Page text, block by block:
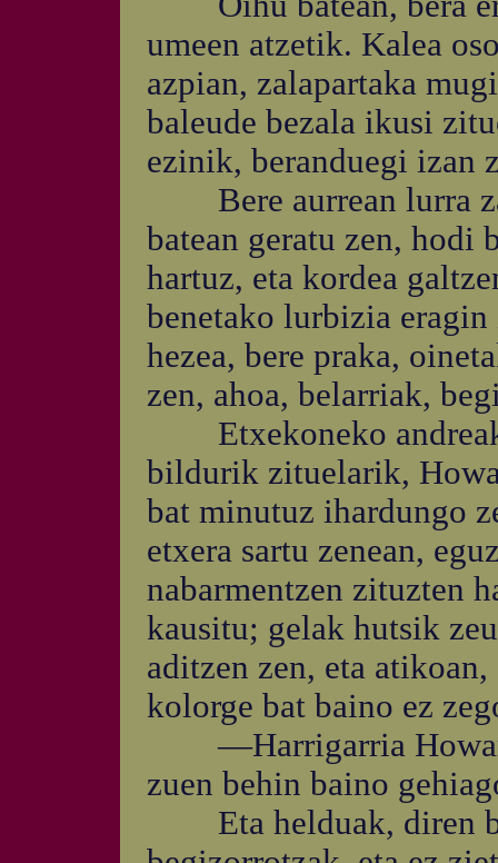
umeen atzetik. Kalea
azpian, zalapartaka
baleude bezala ikusi
ezinik, beranduegi izan
Bere aurrean lurra
batean geratu zen, hodi
hartuz, eta kordea
benetako lurbizia eragin
hezea, bere praka,
zen, ahoa, belarriak,
Etxekoneko andreak,
bildurik zituelarik,
bat minutuz ihardungo
etxera sartu zenean,
nabarmentzen zituzten
kausitu; gelak hutsik
aditzen zen, eta
kolorge bat baino ez
—Harrigarria Howard
zuen behin baino
Eta helduak, diren